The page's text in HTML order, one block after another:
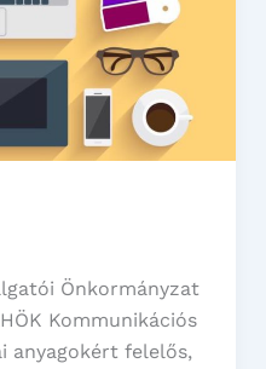
Önkormányzat
Kommunikációs
anyagokért felelős,